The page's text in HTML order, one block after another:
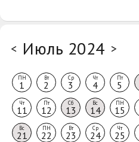
< Июль 2024 >
ПН
1
Вт
2
Ср
3
Чт
4
Пт
5
Чт
11
Пт
12
Сб
13
Вс
14
ПН
15
Вс
21
ПН
22
Вт
23
Ср
24
Чт
25